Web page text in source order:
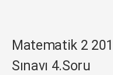
Matematik 2
Sınavı 4.Soru